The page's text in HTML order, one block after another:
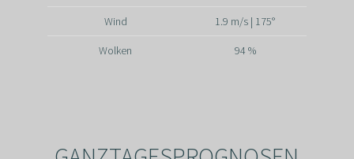
Wind 1.9 m/s | 175°
Wolken 94 %